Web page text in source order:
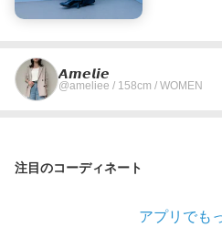
𝘼𝙢𝙚𝙡𝙞𝙚
@ameliee / 158cm / WOMEN
注目のコーディネート
アプリでも